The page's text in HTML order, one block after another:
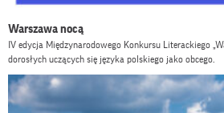
Warszawa nocą
IV edycja Międzynarodowego Konkursu Literackiego
dorosłych uczących się języka polskiego jako obcego.